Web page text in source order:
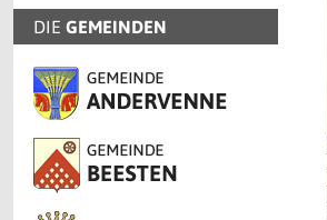
DIE GEMEINDEN